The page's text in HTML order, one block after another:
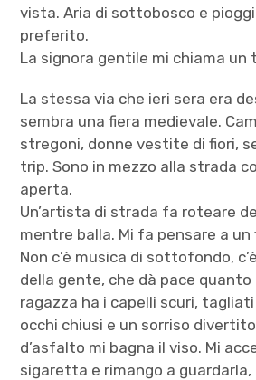
vista. Aria di sottobosco e
preferito.
La signora gentile mi chiama un
La stessa via che ieri sera era
sembra una fiera medievale.
stregoni, donne vestite di fiori,
trip. Sono in mezzo alla strada
aperta.
Un’artista di strada fa roteare
mentre balla. Mi fa pensare a un
Non c’è musica di sottofondo,
della gente, che dà pace quanto
ragazza ha i capelli scuri, tagliati
occhi chiusi e un sorriso
d’asfalto mi bagna il viso. Mi
sigaretta e rimango a guardarla,